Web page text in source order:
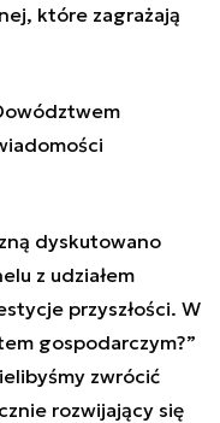
które zagrażają
dyskutowano
z udziałem
przyszłości. W
gospodarczym?”
zwrócić
rozwijający się